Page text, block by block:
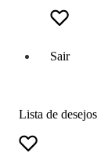
Sair
Lista de desejos